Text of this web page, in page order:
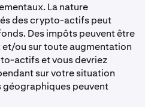
La nature
des crypto-actifs peut
Des impôts peuvent être
et/ou sur toute augmentation
actifs et vous devriez
sur votre situation
géographiques peuvent